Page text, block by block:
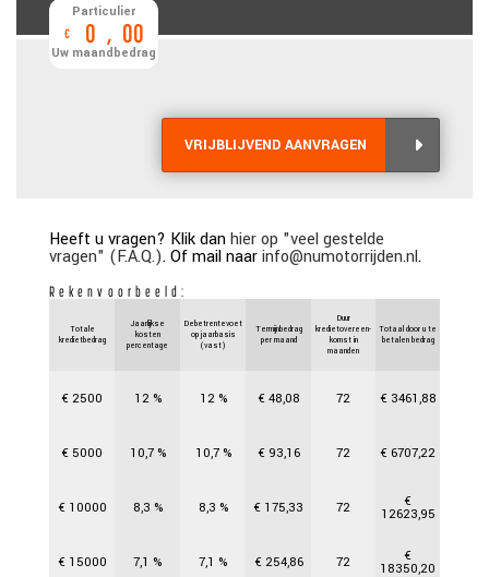
Particulier
€ 0 , 00
Uw maandbedrag
VRIJBLIJVEND AANVRAGEN
Heeft u vragen? Klik danhier op "veel gestelde
vragen" (F.A.Q.). Of mail naarinfo@numotorrijden.nl.
Rekenvoorbeeld:
Totale
kredietbedrag
Jaarlijkse
kosten
percentage
Debetrentevoet
op jaarbasis
(vast)
Termijnbedrag
per maand
Duur
kredietovereen-
komst in
maanden
Totaal door u te
betalen bedrag
€2500 12 % 12 % € 48,08 72 € 3461,88
€ 5000 10,7 % 10,7 % € 93,16 72 €6707,22
€ 10000 8,3 % 8,3 % € 175,33 72 €
12623,95
€ 15000 7,1 % 7,1 % € 254,86 72 €
18350,20